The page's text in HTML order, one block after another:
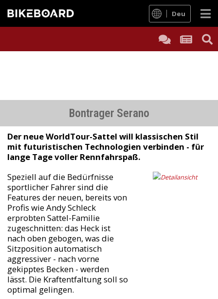
Deu
Bontrager Serano
Der neue WorldTour-Sattel will klassischen Stil
mit futuristischen Technologien verbinden - für
lange Tage voller Rennfahrspaß.
Speziell auf die Bedürfnisse
sportlicher Fahrer sind die
Features der neuen, bereits von
Profis wie Andy Schleck
erprobten Sattel-Familie
zugeschnitten: das Heck ist
nach oben gebogen, was die
Sitzposition automatisch
aggressiver - nach vorne
gekipptes Becken - werden
lässt. Die Kraftentfaltung soll so
optimal gelingen.